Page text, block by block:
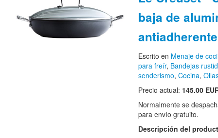
baja de
Escrito en Menaje de
para freír, Bandejas
senderismo, Cocina,
Precio actual: 145.00
Normalmente se
para envío gratuito.
Descripción del